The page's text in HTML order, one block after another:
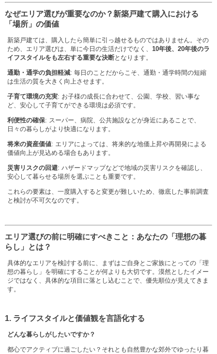
なぜエリア選びが重要なのか？新築戸建て購入における
「場所」の価値
新築戸建ては、購入したら簡単に引っ越せるものではありません。その
ため、エリア選びは、単に今日の生活だけでなく、 10年後、20年後のラ
イフスタイルをも左右する重要な決断となります。
通勤・通学の負担軽減: 毎日のことだからこそ、通勤・通学時間の短縮
は生活の質を大きく向上させます。
子育て環境の充実: お子様の成長に合わせて、公園、学校、習い事な
ど、安心して子育てができる環境は必須です。
利便性の確保: スーパー、病院、公共施設などが身近にあることで、
日々の暮らしがより快適になります。
将来の資産価値: エリアによっては、将来的な地価上昇や再開発による
価値向上が見込める場合もあります。
災害リスクの回避: ハザードマップなどで地域の災害リスクを確認し、
安心して暮らせる場所を選ぶことも重要です。
これらの要素は、一度購入すると変更が難しいため、徹底した事前調査
と検討が不可欠なのです。
エリア選びの前に明確にすべきこと：あなたの「理想の暮
らし」とは？
具体的なエリアを検討する前に、まずはご自身とご家族にとっての「理
想の暮らし」を明確にすることが何よりも大切です。漠然としたイメー
ジではなく、具体的な項目に落とし込むことで、優先順位が見えてきま
す。
1. ライフスタイルと価値観を言語化する
どんな暮らしがしたいですか？
都心でアクティブに過ごしたい？それとも自然豊かな郊外でゆったり暮